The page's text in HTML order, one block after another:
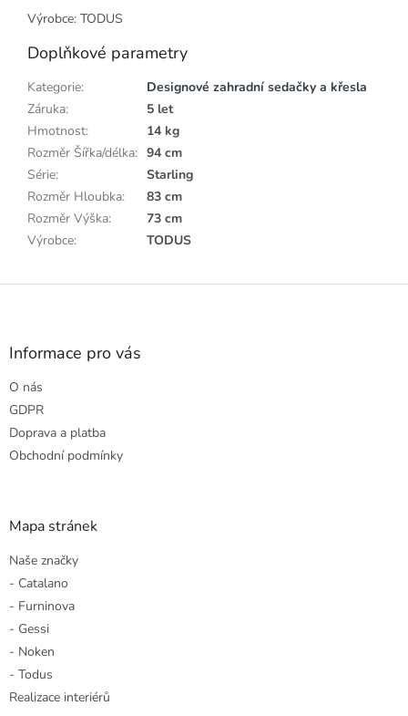
Výrobce: TODUS
Doplňkové parametry
Kategorie:
Designové zahradní sedačky a křesla
Záruka:
5 let
Hmotnost:
14 kg
Rozměr Šířka/délka: 94 cm
Série:
Starling
Rozměr Hloubka:
83 cm
Rozměr Výška:
73 cm
Výrobce: TODUS
Z
Informace pro vás
O nás
GDPR
Doprava a platba
Obchodní podmínky
Mapa stránek
Naše značky
- Catalano
- Furninova
- Gessi
- Noken
- Todus
Realizace interiérů